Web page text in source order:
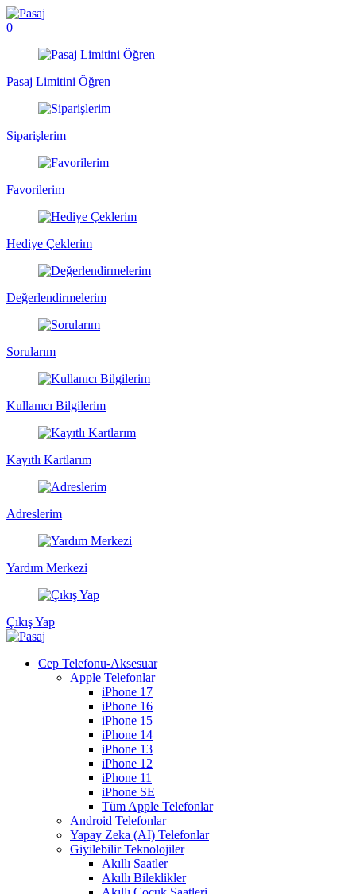
0
Pasaj Limitini Öğren
Siparişlerim
Favorilerim
Hediye Çeklerim
Değerlendirmelerim
Sorularım
Kullanıcı Bilgilerim
Kayıtlı Kartlarım
Adreslerim
Yardım Merkezi
Çıkış Yap
Cep Telefonu-Aksesuar
Apple Telefonlar
iPhone 17
iPhone 16
iPhone 15
iPhone 14
iPhone 13
iPhone 12
iPhone 11
iPhone SE
Tüm Apple Telefonlar
Android Telefonlar
Yapay Zeka (AI) Telefonlar
Giyilebilir Teknolojiler
Akıllı Saatler
Akıllı Bileklikler